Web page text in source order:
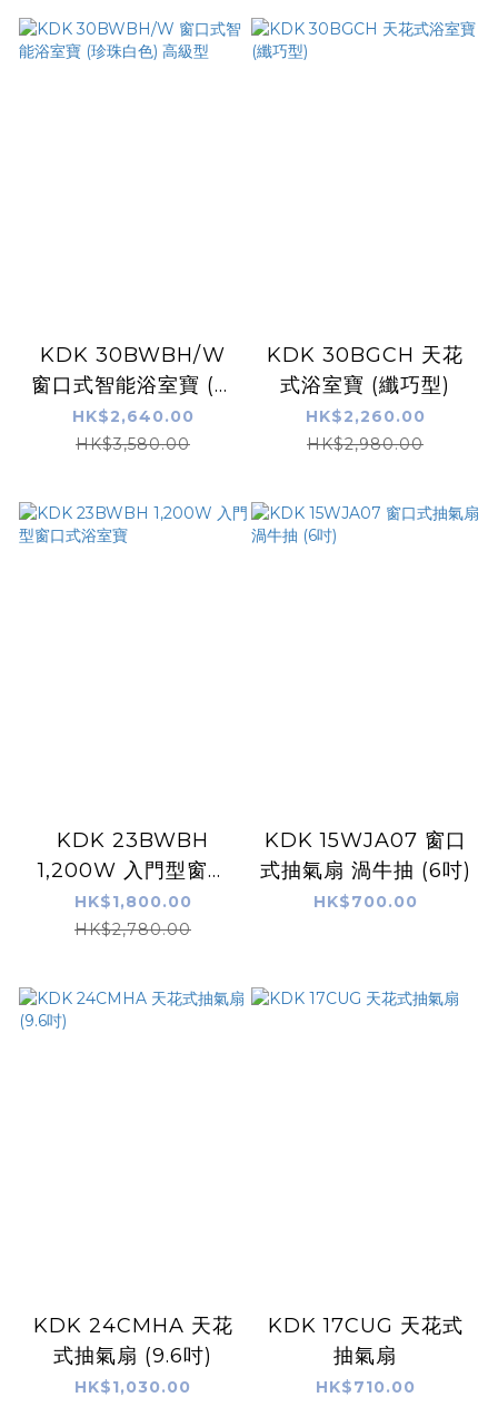
KDK 30BWBH/W
窗口式智能浴室寶 (珍
珠白色) 高級型
HK$2,640.00
HK$3,580.00
KDK 30BGCH 天花
式浴室寶 (纖巧型)
HK$2,260.00
HK$2,980.00
KDK 23BWBH
1,200W 入門型窗口
式浴室寶
HK$1,800.00
HK$2,780.00
KDK 15WJA07 窗口
式抽氣扇 渦牛抽 (6吋)
HK$700.00
KDK 24CMHA 天花
式抽氣扇 (9.6吋)
HK$1,030.00
KDK 17CUG 天花式
抽氣扇
HK$710.00